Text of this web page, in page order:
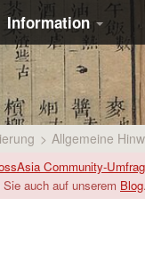
Information
> Allgemeine
Community-
auch auf unserem Blog.